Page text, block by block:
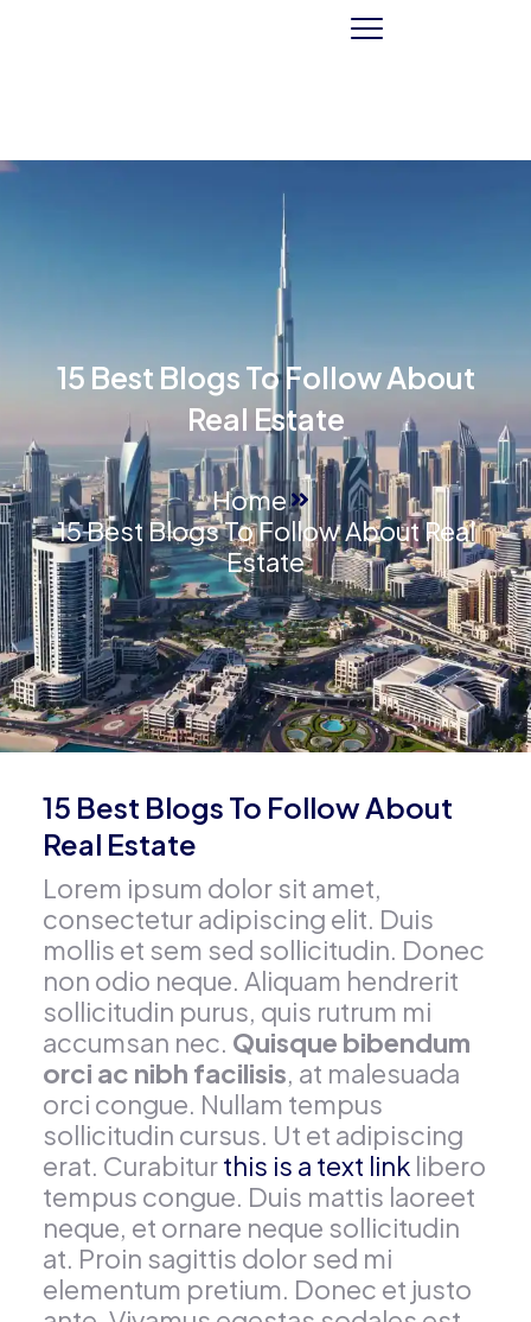
15 Best Blogs To Follow About
Real Estate
Home
15 Best Blogs To Follow About Real
Estate
15 Best Blogs To Follow About
Real Estate
Lorem ipsum dolor sit amet,
consectetur adipiscing elit. Duis
mollis et sem sed sollicitudin. Donec
non odio neque. Aliquam hendrerit
sollicitudin purus, quis rutrum mi
accumsan nec. Quisque bibendum
orci ac nibh facilisis, at malesuada
orci congue. Nullam tempus
sollicitudin cursus. Ut et adipiscing
erat. Curabiturthis is a text linklibero
tempus congue. Duis mattis laoreet
neque, et ornare neque sollicitudin
at. Proin sagittis dolor sed mi
elementum pretium. Donec et justo